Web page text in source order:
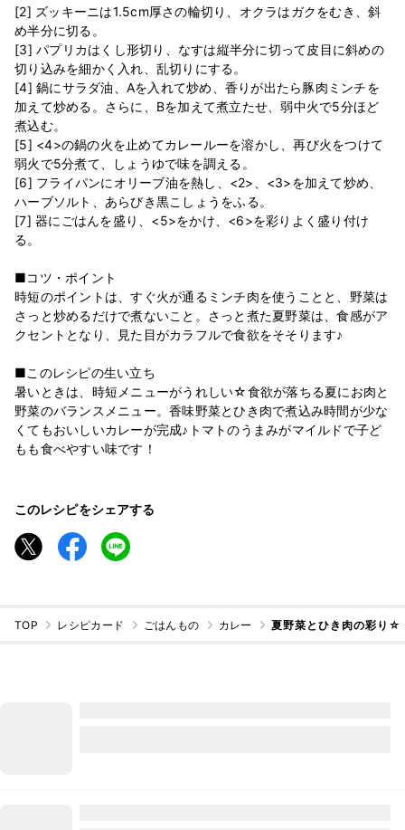
[2] ズッキーニは1.5cm厚さの輪切り、オクラはガクをむき、斜
め半分に切る。
[3] パプリカはくし形切り、なすは縦半分に切って皮目に斜めの
切り込みを細かく入れ、乱切りにする。
[4] 鍋にサラダ油、Aを入れて炒め、香りが出たら豚肉ミンチを
加えて炒める。さらに、Bを加えて煮立たせ、弱中火で5分ほど
煮込む。
[5] <4>の鍋の火を止めてカレールーを溶かし、再び火をつけて
弱火で5分煮て、しょうゆで味を調える。
[6] フライパンにオリーブ油を熱し、<2>、<3>を加えて炒め、
ハーブソルト、あらびき黒こしょうをふる。
[7] 器にごはんを盛り、<5>をかけ、<6>を彩りよく盛り付け
る。
■コツ・ポイント
時短のポイントは、すぐ火が通るミンチ肉を使うことと、野菜は
さっと炒めるだけで煮ないこと。さっと煮た夏野菜は、食感がア
クセントとなり、見た目がカラフルで食欲をそそります♪
■このレシピの生い立ち
暑いときは、時短メニューがうれしい☆食欲が落ちる夏にお肉と
野菜のバランスメニュー。香味野菜とひき肉で煮込み時間が少な
くてもおいしいカレーが完成♪トマトのうまみがマイルドで子ど
もも食べやすい味です！
このレシピをシェアする
TOP レシピカード ごはんもの カレー 夏野菜とひき肉の彩り☆